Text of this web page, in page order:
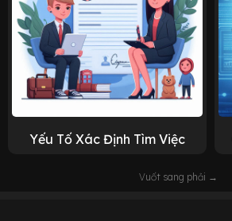
Yếu Tố Xác Định Tìm Việc
Vuốt sang phải →